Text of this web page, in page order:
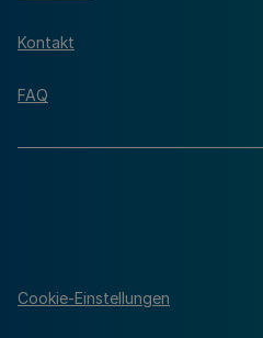
Kontakt
FAQ
Cookie-Einstellungen